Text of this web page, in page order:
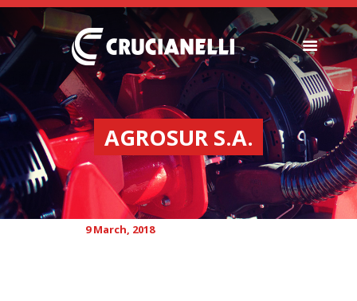
AGROSUR S.A.
SEEDERS
FERTILIZER
SPREADERS
ABOUT US
DEALERSHIPS
NEWS
9 March, 2018